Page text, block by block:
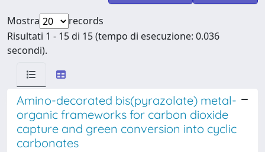
Mostra
records
Risultati 1 - 15 di 15 (tempo di esecuzione: 0.036
secondi).
Amino-decorated bis(pyrazolate) metal-
organic frameworks for carbon dioxide
capture and green conversion into cyclic
carbonates